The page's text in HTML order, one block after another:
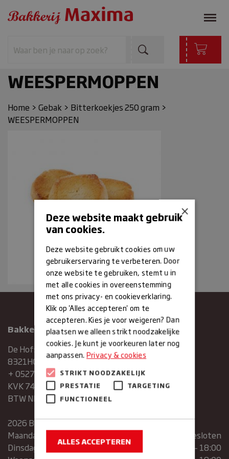
WEESPERMOPPEN
Home > Gebak > Bitterkoekjes 250 gram >
WEESPERMOPPEN
Bakkerij Maxima
De Hofstee 1
8321HG Urk
+ 0527683454
KVK 74286293
BTW NR. NL859839151B01
2026 Bakkerij Maxima
Maandag
gesloten
Dinsdag
07:30 – 13:00 | 14:00 – 18:00
×
Deze website maakt gebruik
van cookies.
Deze website gebruikt cookies om uw
gebruikerservaring te verbeteren. Door
onze website te gebruiken, stemt u in
met alle cookies in overeenstemming
met ons privacy- en cookieverklaring.
Klik op 'Alles accepteren' om te
accepteren. Kies je voor weigeren? Dan
plaatsen we alleen strikt noodzakelijke
cookies. Je kunt je voorkeuren later nog
aanpassen.Privacy & cookies
STRIKT NOODZAKELIJK
PRESTATIE
TARGETING
FUNCTIONEEL
ALLES ACCEPTEREN